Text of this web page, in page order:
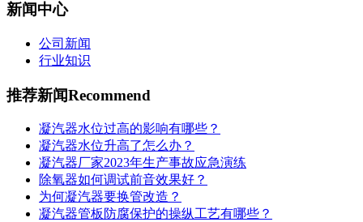
新闻中心
公司新闻
行业知识
推荐新闻Recommend
凝汽器水位过高的影响有哪些？
凝汽器水位升高了怎么办？
凝汽器厂家2023年生产事故应急演练
除氧器如何调试前音效果好？
为何凝汽器要换管改造？
凝汽器管板防腐保护的操纵工艺有哪些？